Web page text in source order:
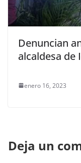
Denuncian
alcaldesa de
enero 16, 2023
Deja un